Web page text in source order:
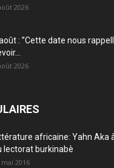
2026
: ”Cette date nous
2026
africaine: Yahn Aka
lectorat burkinabè
mai 2016